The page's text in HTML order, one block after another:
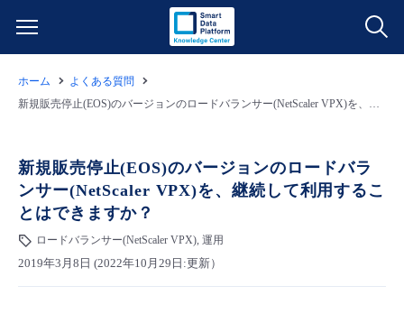
サービス一覧
クラウド/サーバー
ネットワーク
データ利活用
クラウド/サーバー
料金情報
料金シミュレーター
ご利用開始ガイド
ホーム
よくある質問
新規販売停止(EOS)のバージョンのロードバランサー(NetScaler VPX)を、継続して利用することはできますか？
新規販売停止(EOS)のバージョンのロードバラ
ンサー(NetScaler VPX)を、継続して利用するこ
とはできますか？
ロードバランサー(NetScaler VPX), 運用
2019年3月8日 (2022年10月29日:更新）